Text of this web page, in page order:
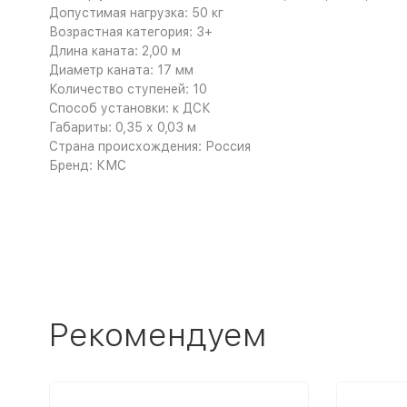
Допустимая нагрузка: 50 кг
Возрастная категория: 3+
Длина каната: 2,00 м
Диаметр каната: 17 мм
Количество ступеней: 10
Способ установки: к ДСК
Габариты: 0,35 х 0,03 м
Страна происхождения: Россия
Бренд: КМС
Рекомендуем